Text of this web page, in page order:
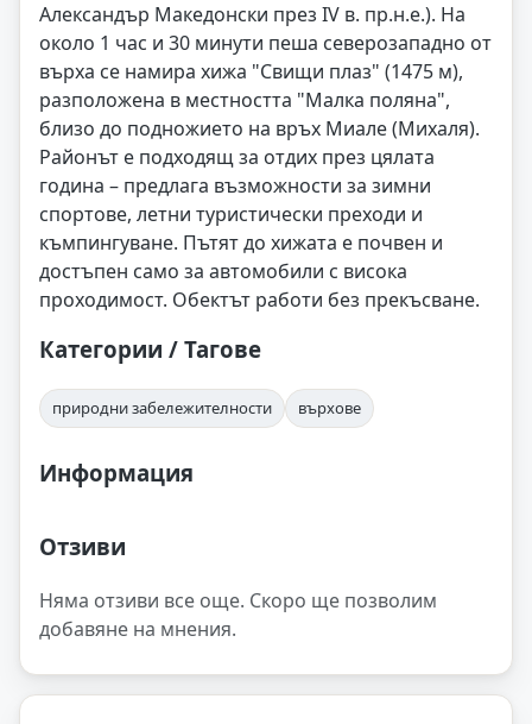
Александър Македонски през IV в. пр.н.е.). На
около 1 час и 30 минути пеша северозападно от
върха се намира хижа "Свищи плаз" (1475 м),
разположена в местността "Малка поляна",
близо до подножието на връх Миале (Михаля).
Районът е подходящ за отдих през цялата
година – предлага възможности за зимни
спортове, летни туристически преходи и
къмпингуване. Пътят до хижата е почвен и
достъпен само за автомобили с висока
проходимост. Обектът работи без прекъсване.
Категории / Тагове
природни забележителности върхове
Информация
Отзиви
Няма отзиви все още. Скоро ще позволим
добавяне на мнения.